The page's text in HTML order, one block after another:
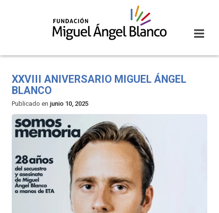
XXVIII ANIVERSARIO MIGUEL ÁNGEL
BLANCO
Publicado en junio 10, 2025